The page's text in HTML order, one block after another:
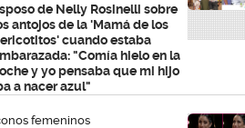
de Nelly Rosinelli sobre
antojos de la 'Mamá de los
cuando estaba
"Comía hielo en la
y yo pensaba que mi hijo
a nacer azul"
femeninos